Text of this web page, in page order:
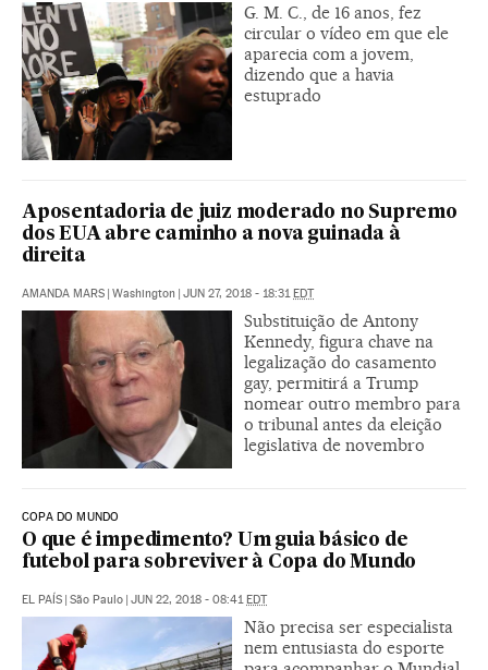
G. M. C., de 16 anos, fez
circular o vídeo em que ele
aparecia com a jovem,
dizendo que a havia
estuprado
Aposentadoria de juiz moderado no Supremo
dos EUA abre caminho a nova guinada à
direita
AMANDA MARS | Washington | JUN 27, 2018 - 18:31EDT
Substituição de Antony
Kennedy, figura chave na
legalização do casamento
gay, permitirá a Trump
nomear outro membro para
o tribunal antes da eleição
legislativa de novembro
COPA DO MUNDO
O que é impedimento? Um guia básico de
futebol para sobreviver à Copa do Mundo
EL PAÍS | São Paulo | JUN 22, 2018 - 08:41EDT
Não precisa ser especialista
nem entusiasta do esporte